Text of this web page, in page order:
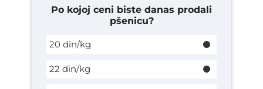
Po kojoj ceni biste danas prodali
pšenicu?
20 din/kg
22 din/kg